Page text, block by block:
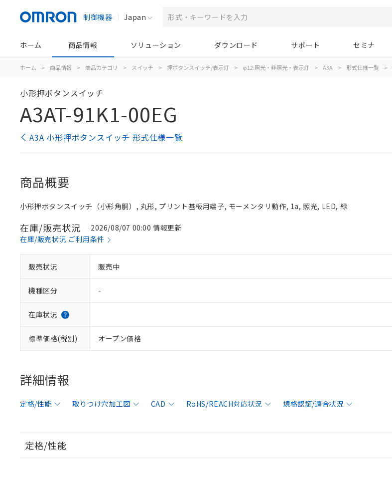
制御機器 Japan
ホーム 商品情報 ソリューション ダウンロード サポート セミナ
ホーム > 商品情報 > 商品カテゴリ > スイッチ > 押ボタンスイッチ/表示灯 > φ12:照光・非照光・表示灯 > A3A > 形式仕様一覧 >
小形押ボタンスイッチ
A3AT-91K1-00EG
A3A 小形押ボタンスイッチ 形式仕様一覧
商品概要
小形押ボタンスイッチ（小形角胴）, 丸形, プリント基板用端子, モーメンタリ動作, 1a, 照光, LED, 緑
在庫/販売状況
2026/08/07 00:00 情報更新
在庫/販売状況 ご利用条件
販売状況 販売中
機種区分 -
在庫状況
標準価格(税別) オープン価格
詳細情報
定格/性能 取りつけ穴加工図 CAD RoHS/REACH対応状況 規格認証/適合状況
定格/性能